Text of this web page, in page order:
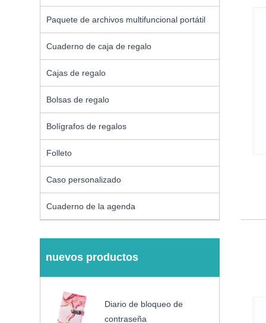
Paquete de archivos multifuncional portátil
Cuaderno de caja de regalo
Cajas de regalo
Bolsas de regalo
Bolígrafos de regalos
Folleto
Caso personalizado
Cuaderno de la agenda
nuevos productos
Diario de bloqueo de
contraseña